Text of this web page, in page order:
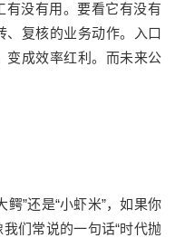
有没有用。要看它有没有
复核的业务动作。入口
变成效率红利。而未来公
”还是“小虾米”，如果你
们常说的一句话“时代抛